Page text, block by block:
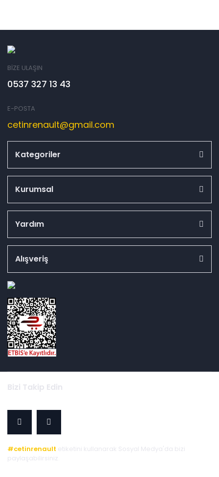
BİZE ULAŞIN
0537 327 13 43
E-POSTA
cetinrenault@gmail.com
Kategoriler
Kurumsal
Yardım
Alışveriş
Bizi Takip Edin
#cetinrenault etiketini kullanarak Sosyal Medya'da bizi
paylaşabilirsiniz.